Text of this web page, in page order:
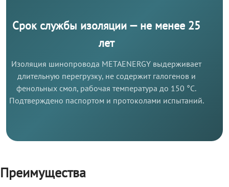
Срок службы изоляции — не менее 25
лет
Изоляция шинопровода METAENERGY выдерживает
длительную перегрузку, не содержит галогенов и
фенольных смол, рабочая температура до 150 °C.
Подтверждено паспортом и протоколами испытаний.
Преимущества